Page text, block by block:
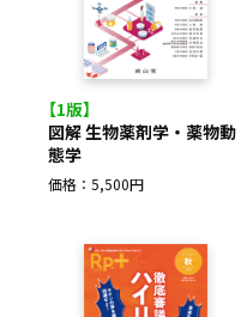
【1版】
図解 生物薬剤学・薬物動
態学
価格：5,500円